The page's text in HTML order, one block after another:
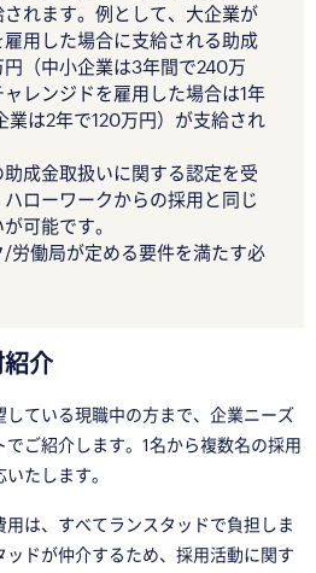
れます。例として、大企業が
用した場合に支給される助成
（中小企業は3年間で240万
レンジドを雇用した場合は1年
業は2年で120万円）が支給され
成金取扱いに関する認定を受
ローワークからの採用と同じ
可能です。
労働局が定める要件を満たす必
介
ている現職中の方まで、企業ニーズ
ご紹介します。1名から複数名の採用
たします。
は、すべてランスタッドで負担しま
ドが仲介するため、採用活動に関す